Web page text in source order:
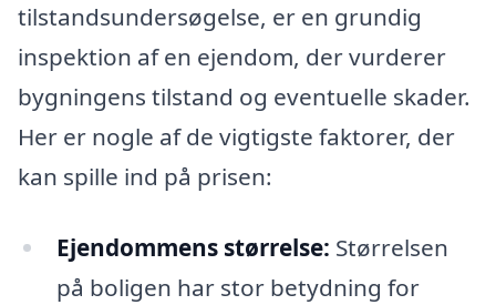
tilstandsundersøgelse, er en grundig
inspektion af en ejendom, der vurderer
bygningens tilstand og eventuelle skader.
Her er nogle af de vigtigste faktorer, der
kan spille ind på prisen:
Ejendommens størrelse: Størrelsen
på boligen har stor betydning for